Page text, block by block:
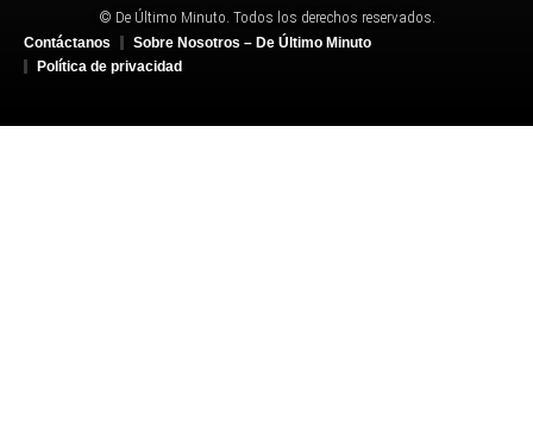
© De Último Minuto. Todos los derechos reservados.
Contáctanos
Sobre Nosotros – De Último Minuto
Política de privacidad